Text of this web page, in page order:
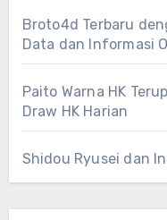
Broto4d Terbaru
Data dan Informasi
Paito Warna HK
Draw HK Harian
Shidou Ryusei dan